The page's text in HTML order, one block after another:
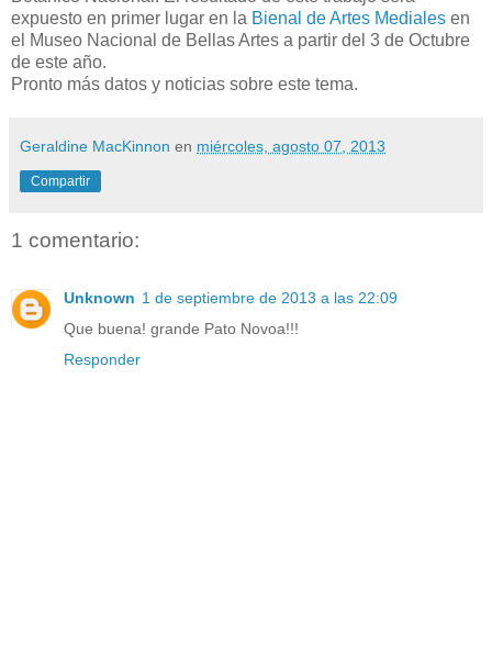
expuesto en primer lugar en la Bienal de Artes Mediales en
el Museo Nacional de Bellas Artes a partir del 3 de Octubre
de este año.
Pronto más datos y noticias sobre este tema.
Geraldine MacKinnon en miércoles, agosto 07, 2013
Compartir
1 comentario:
Unknown 1 de septiembre de 2013 a las 22:09
Que buena! grande Pato Novoa!!!
Responder